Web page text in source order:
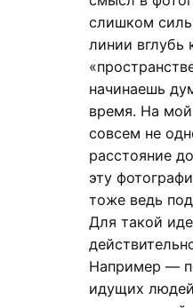
слишком
линии вглубь
начинаешь
время. На мой
совсем не
расстояние
эту
тоже ведь
Для такой
Например —
идущих